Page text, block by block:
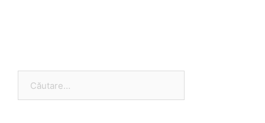
după: